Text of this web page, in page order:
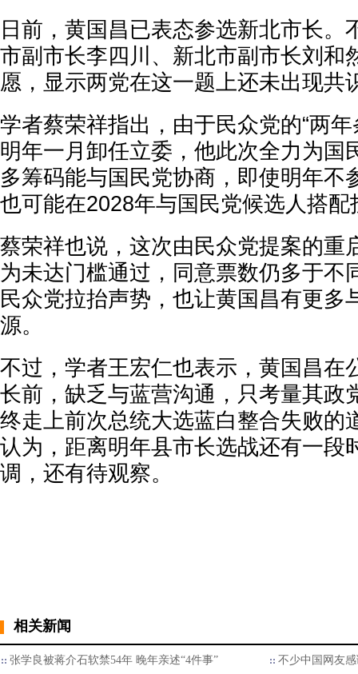
日前，黄国昌已表态参选新北市长。
市副市长李四川、新北市副市长刘和
愿，显示两党在这一题上还未出现共
学者蔡荣祥指出，由于民众党的“两
明年一月卸任立委，他此次全力为国
多筹码能与国民党协商，即使明年不
也可能在2028年与国民党候选人搭配
蔡荣祥也说，这次由民众党提案的重
为未达门槛通过，同意票数仍多于不
民众党拉抬声势，也让黄国昌有更多
源。
不过，学者王宏仁也表示，黄国昌在
长前，缺乏与蓝营沟通，只考量其政
终走上前次总统大选蓝白整合失败的
认为，距离明年县市长选战还有一段
调，还有待观察。
相关新闻
张学良被蒋介石软禁54年 晚年亲述“4件事”
不少中国网友